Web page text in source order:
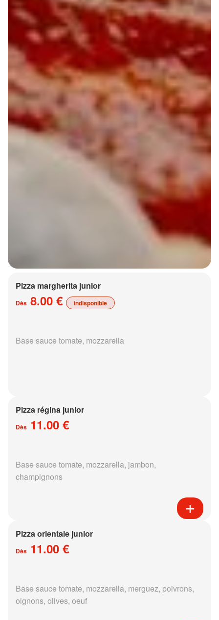
Pizza margherita junior
Dès 8.00 € indisponible
Base sauce tomate, mozzarella
Pizza régina junior
Dès 11.00 €
Base sauce tomate, mozzarella, jambon,
champignons
Pizza orientale junior
Dès 11.00 €
Base sauce tomate, mozzarella, merguez, poivrons,
oignons, olives, oeuf